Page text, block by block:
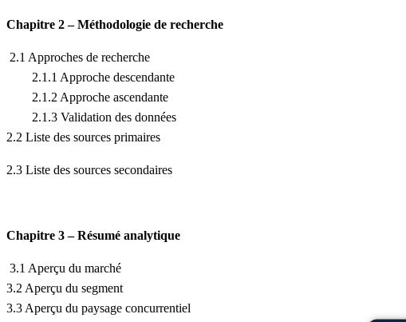
Chapitre 2 – Méthodologie de recherche
2.1 Approches de recherche
2.1.1 Approche descendante
2.1.2 Approche ascendante
2.1.3 Validation des données
2.2 Liste des sources primaires
2.3 Liste des sources secondaires
Chapitre 3 – Résumé analytique
3.1 Aperçu du marché
3.2 Aperçu du segment
3.3 Aperçu du paysage concurrentiel